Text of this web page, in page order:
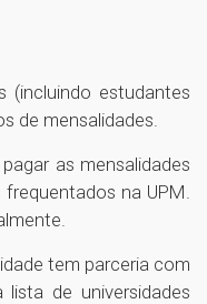
(incluindo estudantes
de mensalidades.
as mensalidades
na UPM.
tem parceria com
de universidades